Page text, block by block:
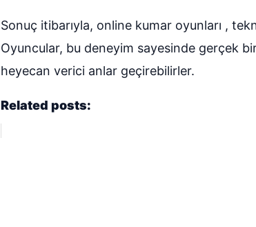
Sonuç itibarıyla, online kumar oyunları ,
Oyuncular, bu deneyim sayesinde gerçek
heyecan verici anlar geçirebilirler.
Related posts: